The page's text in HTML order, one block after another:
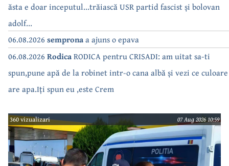
ăsta e doar inceputul...trăiască USR partid fascist și bolovan
adolf...
06.08.2026 sempronaa ajuns o epava
06.08.2026 RodicaRODICA pentru CRISADI: am uitat sa-ti
spun,pune apă de la robinet intr-o cana albă și vezi ce culoare
are apa.Iți spun eu ,este Crem
360 vizualizari 07 Aug 2026 10:59